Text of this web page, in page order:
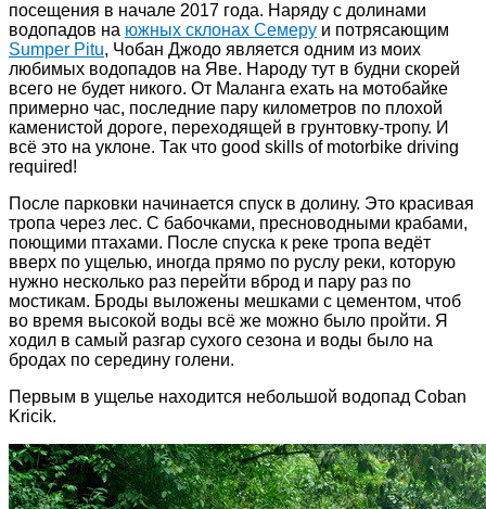
посещения в начале 2017 года. Наряду с долинами
водопадов на южных склонах Семеру и потрясающим
Sumper Pitu, Чобан Джодо является одним из моих
любимых водопадов на Яве. Народу тут в будни скорей
всего не будет никого. От Маланга ехать на мотобайке
примерно час, последние пару километров по плохой
каменистой дороге, переходящей в грунтовку-тропу. И
всё это на уклоне. Так что good skills of motorbike driving
required!
После парковки начинается спуск в долину. Это красивая
тропа через лес. С бабочками, пресноводными крабами,
поющими птахами. После спуска к реке тропа ведёт
вверх по ущелью, иногда прямо по руслу реки, которую
нужно несколько раз перейти вброд и пару раз по
мостикам. Броды выложены мешками с цементом, чтоб
во время высокой воды всё же можно было пройти. Я
ходил в самый разгар сухого сезона и воды было на
бродах по середину голени.
Первым в ущелье находится небольшой водопад Coban
Kricik.